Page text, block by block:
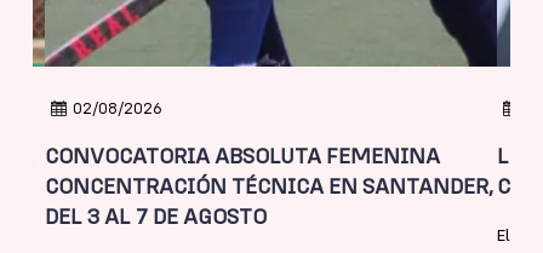
02/08/2026
CONVOCATORIA ABSOLUTA FEMENINA
CONCENTRACIÓN TÉCNICA EN SANTANDER,
DEL 3 AL 7 DE AGOSTO
El